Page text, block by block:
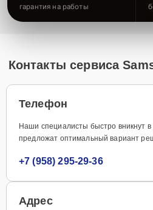
гарантия на работы
Контакты сервиса
Телефон
Наши специалисты быстро вникнут в
предложат оптимальный вариант
+7 (958) 295-29-36
Адрес